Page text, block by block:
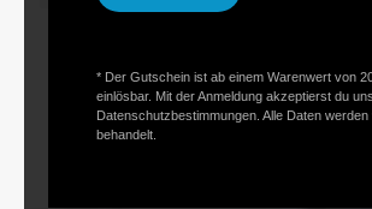
* Der Gutschein ist ab einem Warenwert von
einlösbar. Mit der Anmeldung akzeptierst du
Datenschutzbestimmungen. Alle Daten
behandelt.